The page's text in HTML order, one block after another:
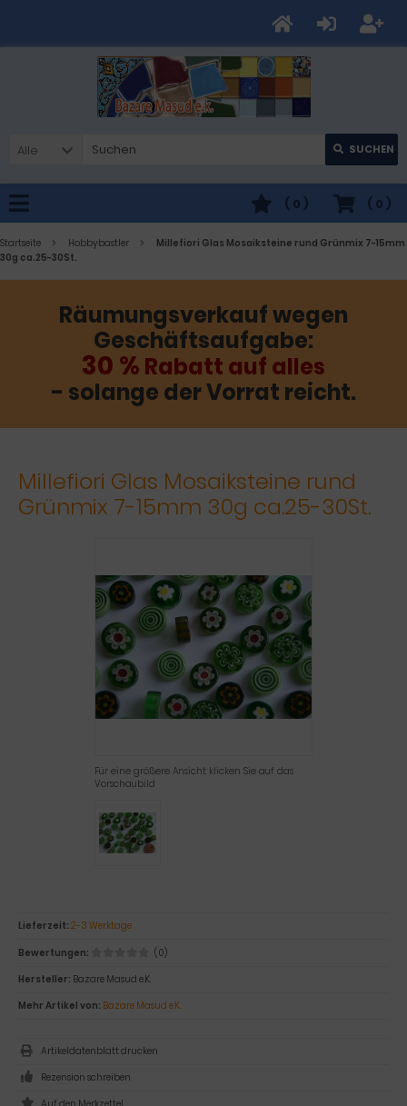
Alle SUCHEN
( 0 )
( 0 )
Startseite Hobbybastler
Millefiori Glas Mosaiksteine rund Grünmix 7-15mm
30g ca.25-30St.
Räumungsverkauf wegen
Geschäftsaufgabe:
30 % Rabatt auf alles
- solange der Vorrat reicht.
Millefiori Glas Mosaiksteine rund
Grünmix 7-15mm 30g ca.25-30St.
Für eine größere Ansicht klicken Sie auf das
Vorschaubild
Lieferzeit: 2-3 Werktage
Bewertungen:
(0)
Hersteller: Bazare Masud e.K.
Mehr Artikel von: Bazare Masud e.K.
Artikeldatenblatt drucken
Rezension schreiben